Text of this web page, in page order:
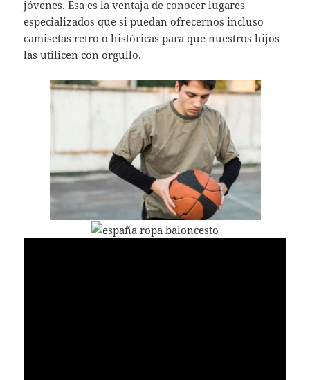
jóvenes. Esa es la ventaja de conocer lugares
especializados que si puedan ofrecernos incluso
camisetas retro o históricas para que nuestros hijos
las utilicen con orgullo.